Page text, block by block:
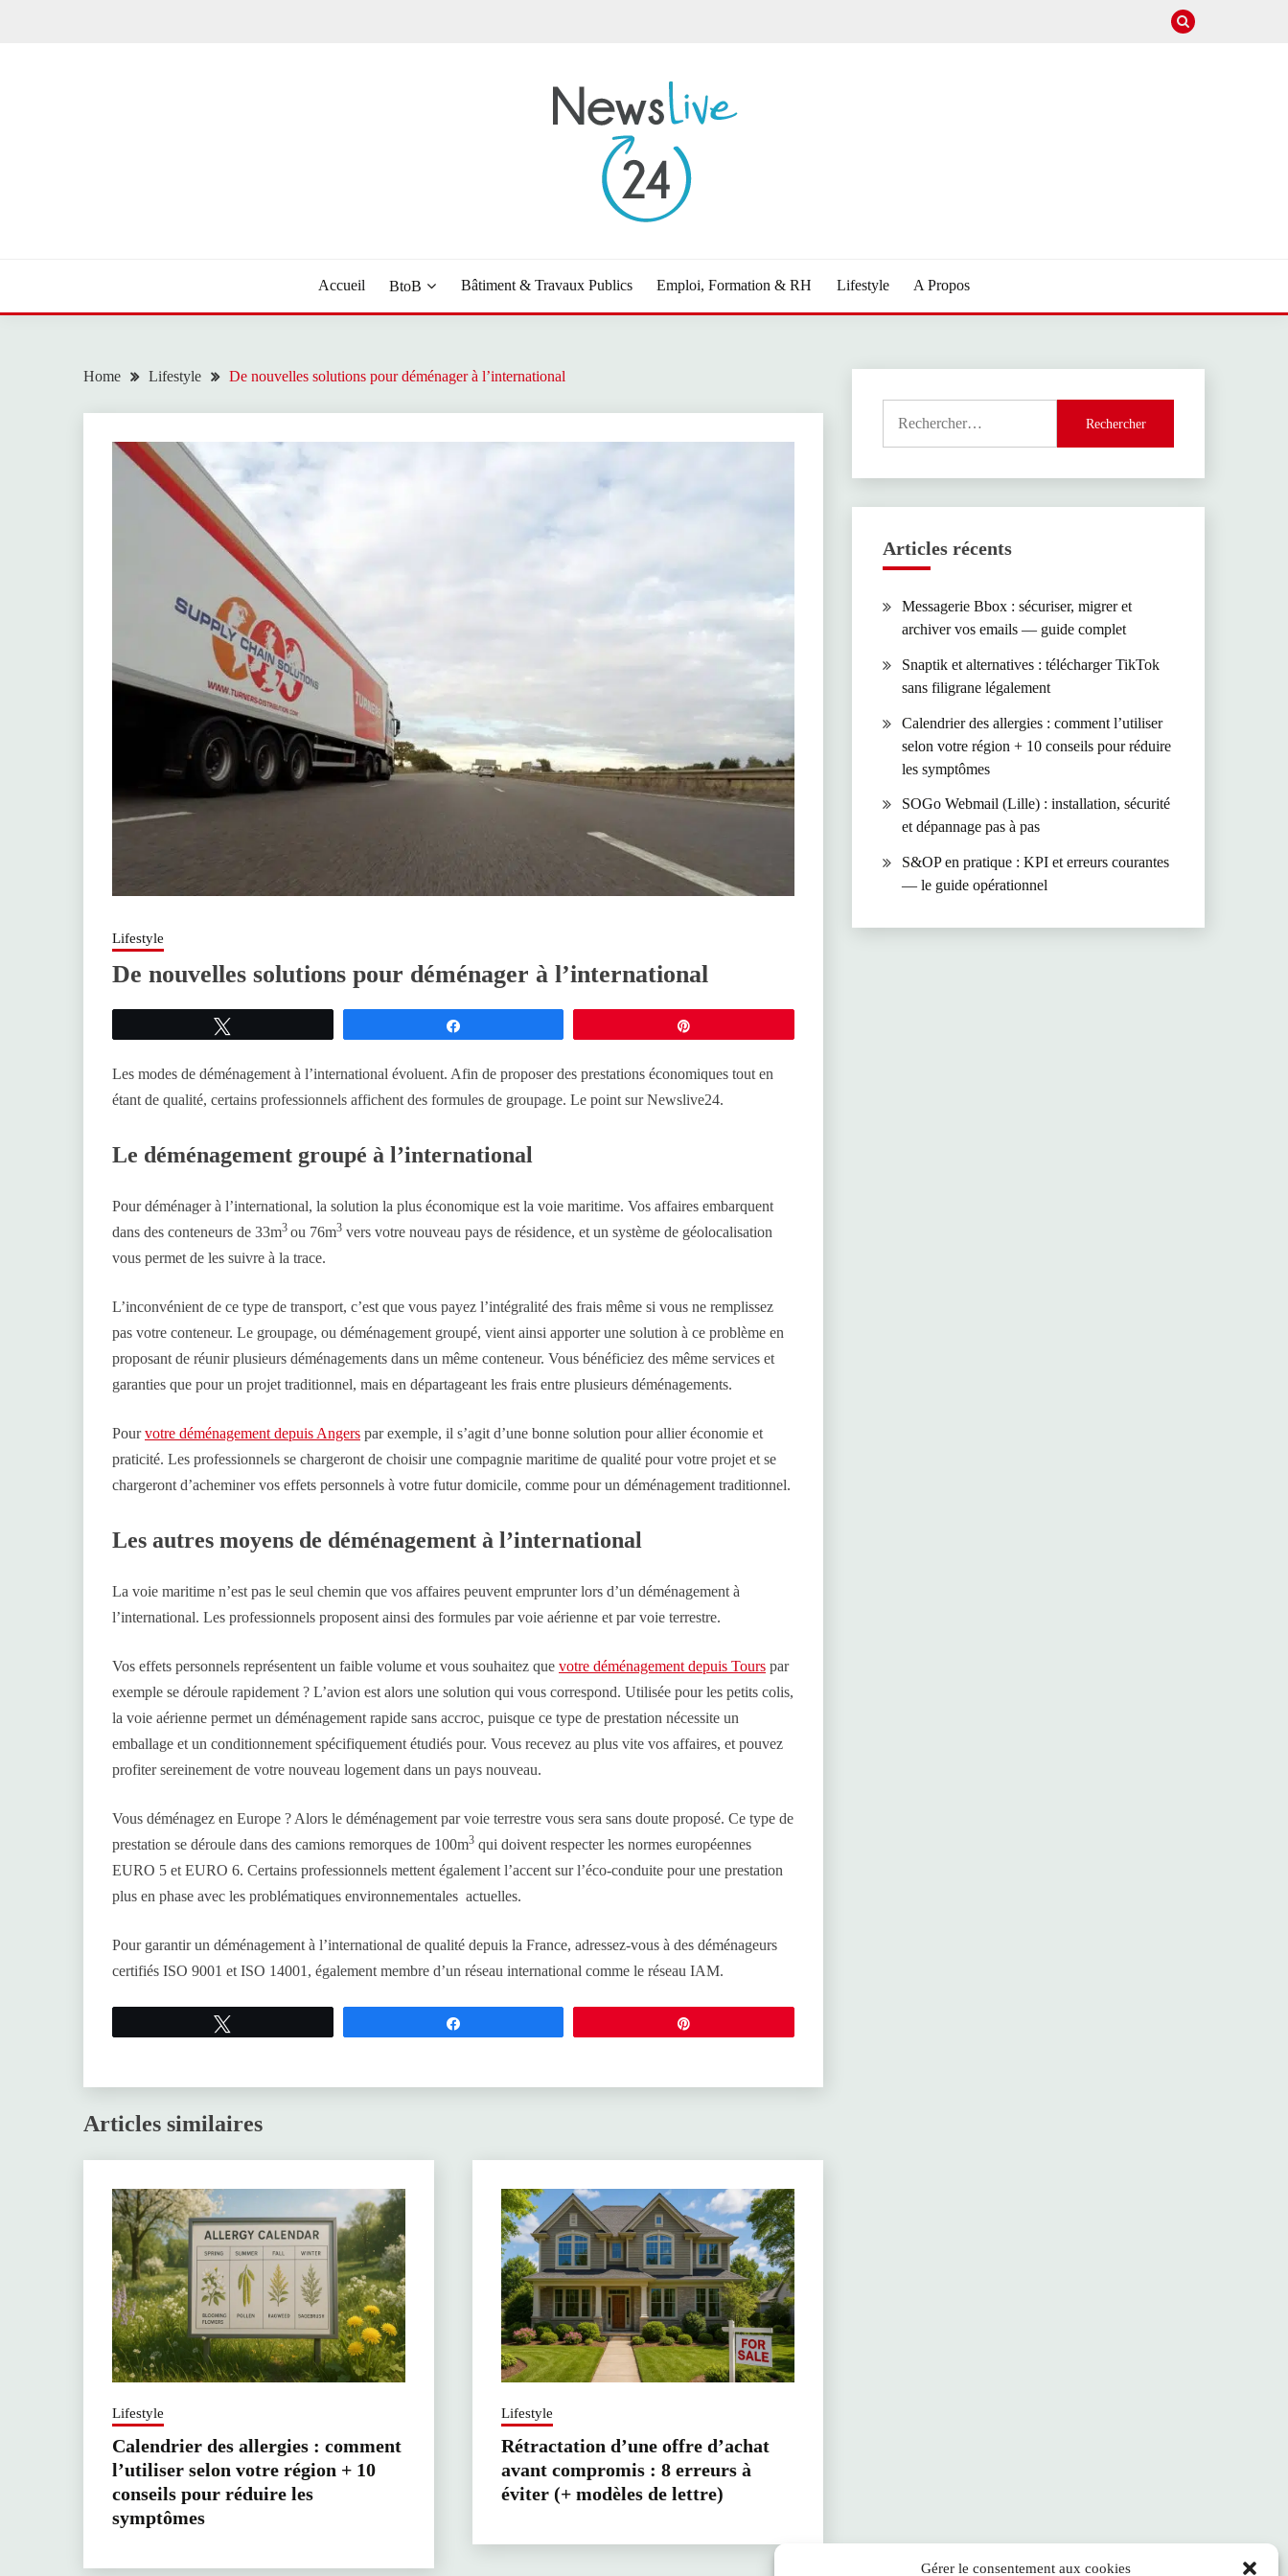
Gérer le consentement aux cookies
Accueil BtoB Bâtiment & Travaux Publics Emploi, Formation & RH Lifestyle A Propos
Home Lifestyle De nouvelles solutions pour déménager à l’international
Lifestyle
De nouvelles solutions pour déménager à l’international
Les modes de déménagement à l’international évoluent. Afin de proposer des prestations économiques tout en
étant de qualité, certains professionnels affichent des formules de groupage. Le point sur Newslive24.
Le déménagement groupé à l’international
Pour déménager à l’international, la solution la plus économique est la voie maritime. Vos affaires embarquent
dans des conteneurs de 33m3 ou 76m3 vers votre nouveau pays de résidence, et un système de géolocalisation
vous permet de les suivre à la trace.
L’inconvénient de ce type de transport, c’est que vous payez l’intégralité des frais même si vous ne remplissez
pas votre conteneur. Le groupage, ou déménagement groupé, vient ainsi apporter une solution à ce problème en
proposant de réunir plusieurs déménagements dans un même conteneur. Vous bénéficiez des même services et
garanties que pour un projet traditionnel, mais en départageant les frais entre plusieurs déménagements.
Pourvotre déménagement depuis Angers par exemple, il s’agit d’une bonne solution pour allier économie et
praticité. Les professionnels se chargeront de choisir une compagnie maritime de qualité pour votre projet et se
chargeront d’acheminer vos effets personnels à votre futur domicile, comme pour un déménagement traditionnel.
Les autres moyens de déménagement à l’international
La voie maritime n’est pas le seul chemin que vos affaires peuvent emprunter lors d’un déménagement à
l’international. Les professionnels proposent ainsi des formules par voie aérienne et par voie terrestre.
Vos effets personnels représentent un faible volume et vous souhaitez que votre déménagement depuis Tours par
exemple se déroule rapidement ? L’avion est alors une solution qui vous correspond. Utilisée pour les petits colis,
la voie aérienne permet un déménagement rapide sans accroc, puisque ce type de prestation nécessite un
emballage et un conditionnement spécifiquement étudiés pour. Vous recevez au plus vite vos affaires, et pouvez
profiter sereinement de votre nouveau logement dans un pays nouveau.
Vous déménagez en Europe ? Alors le déménagement par voie terrestre vous sera sans doute proposé. Ce type de
prestation se déroule dans des camions remorques de 100m3 qui doivent respecter les normes européennes
EURO 5 et EURO 6. Certains professionnels mettent également l’accent sur l’éco-conduite pour une prestation
plus en phase avec les problématiques environnementales actuelles.
Pour garantir un déménagement à l’international de qualité depuis la France, adressez-vous à des déménageurs
certifiés ISO 9001 et ISO 14001, également membre d’un réseau international comme le réseau IAM.
Articles similaires
Lifestyle
Calendrier des allergies : comment
l’utiliser selon votre région + 10
conseils pour réduire les
symptômes
Lifestyle
Rétractation d’une offre d’achat
avant compromis : 8 erreurs à
éviter (+ modèles de lettre)
Articles récents
Messagerie Bbox : sécuriser, migrer et
archiver vos emails — guide complet
Snaptik et alternatives : télécharger TikTok
sans filigrane légalement
Calendrier des allergies : comment l’utiliser
selon votre région + 10 conseils pour réduire
les symptômes
SOGo Webmail (Lille) : installation, sécurité
et dépannage pas à pas
S&OP en pratique : KPI et erreurs courantes
— le guide opérationnel